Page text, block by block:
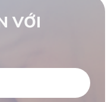
VỚI